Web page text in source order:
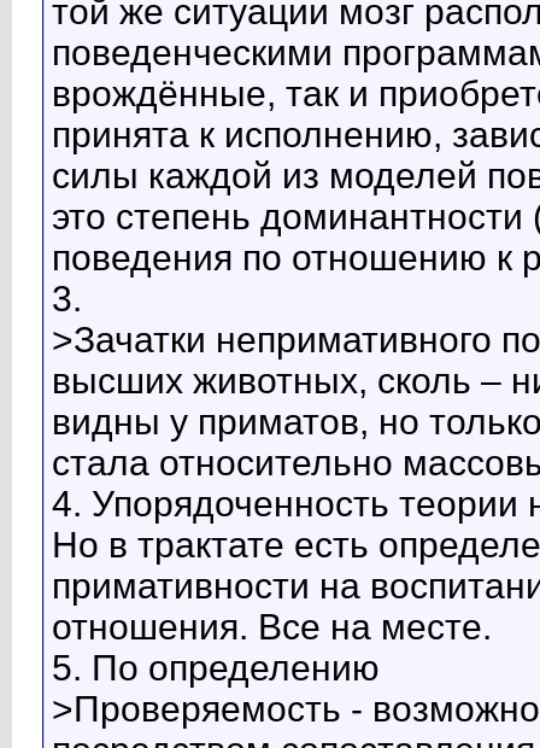
той же ситуации мозг
поведенческими
врождённые, так и
принята к исполнению,
силы каждой из моделей
это степень
поведения по отношению к
3.
>Зачатки непримативного
высших животных, сколь –
видны у приматов, но
стала относительно
4. Упорядоченность
Но в трактате есть
примативности на
отношения. Все на месте.
5. По определению
>Проверяемость -